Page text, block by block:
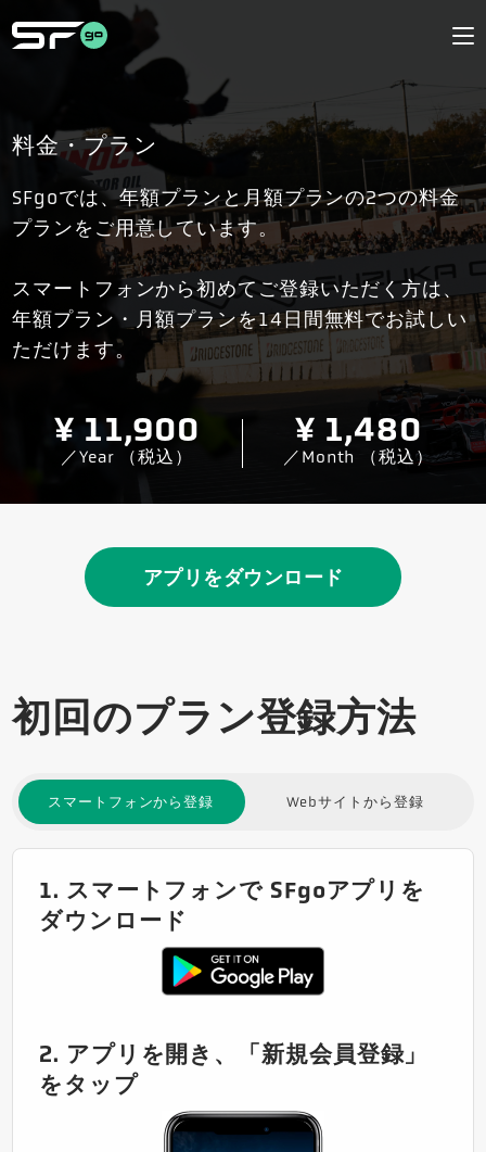
料金・プラン
SFgoでは、年額プランと月額プランの2つの料金
プランをご用意しています。
スマートフォンから初めてご登録いただく方は、
年額プラン・月額プランを14日間無料でお試しい
ただけます。
¥ 11,900
／Year （税込）
¥ 1,480
／Month （税込）
アプリをダウンロード
初回のプラン登録方法
スマートフォンから登録 Webサイトから登録
1. スマートフォンで SFgoアプリを
ダウンロード
2. アプリを開き、「新規会員登録」
をタップ